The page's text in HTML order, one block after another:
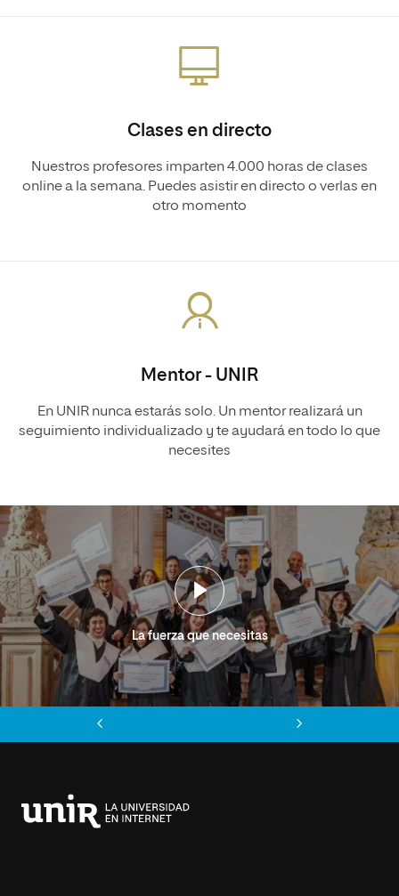
Clases en directo
Nuestros profesores imparten 4.000 horas de clases
online a la semana. Puedes asistir en directo o verlas en
otro momento
Mentor - UNIR
En UNIR nunca estarás solo. Un mentor realizará un
seguimiento individualizado y te ayudará en todo lo que
necesites
La fuerza que necesitas